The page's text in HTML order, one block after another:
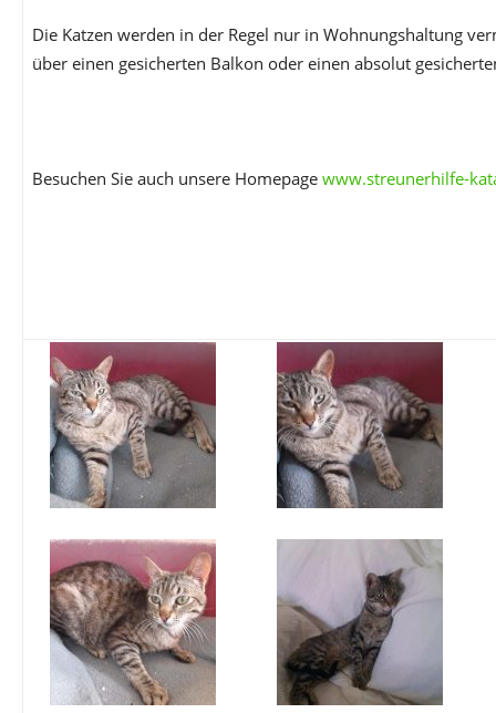
Die Katzen werden in der Regel nur in Wohnungshaltung
über einen gesicherten Balkon oder einen absolut
Besuchen Sie auch unsere Homepage www.streunerhilfe-